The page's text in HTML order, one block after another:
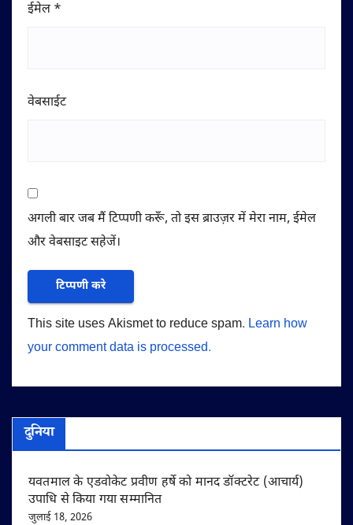
ईमेल *
वेबसाईट
अगली बार जब मैं टिप्पणी करूँ, तो इस ब्राउज़र में मेरा नाम, ईमेल
और वेबसाइट सहेजें।
This site uses Akismet to reduce spam. Learn how
your comment data is processed.
दुनिया
यवतमाल के एडवोकेट प्रवीण हर्षे को मानद डॉक्टरेट (आचार्य)
उपाधि से किया गया सम्मानित
जुलाई 18, 2026